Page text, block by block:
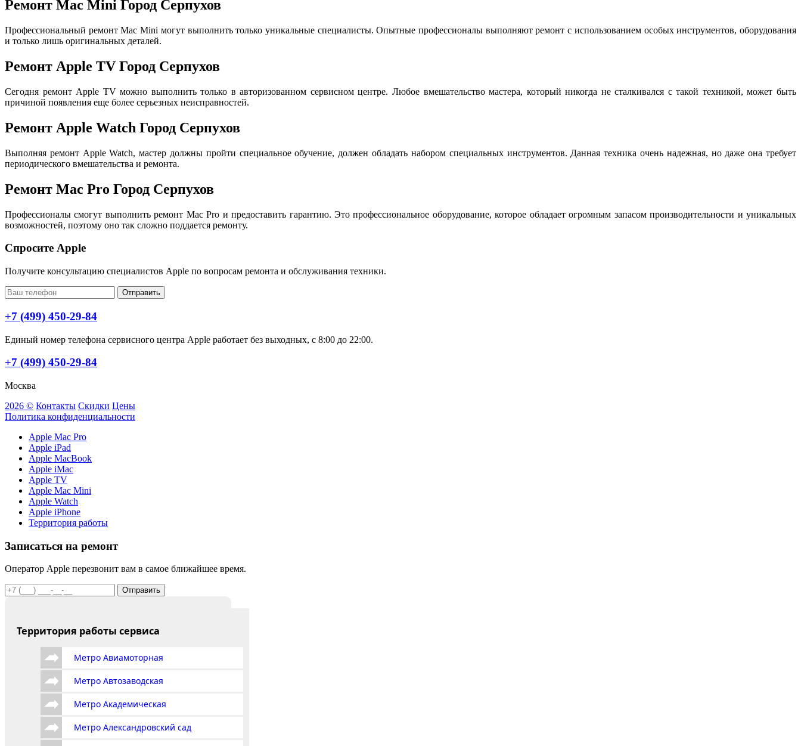
Ремонт Mac Mini Город Серпухов
Профессиональный ремонт Mac Mini могут выполнить только уникальные специалисты. Опытные профессионалы выполняют ремонт с использованием особых инструментов, оборудования
и только лишь оригинальных деталей.
Ремонт Apple TV Город Серпухов
Сегодня ремонт Apple TV можно выполнить только в авторизованном сервисном центре. Любое вмешательство мастера, который никогда не сталкивался с такой техникой, может быть
причиной появления еще более серьезных неисправностей.
Ремонт Apple Watch Город Серпухов
Выполняя ремонт Apple Watch, мастер должны пройти специальное обучение, должен обладать набором специальных инструментов. Данная техника очень надежная, но даже она требует
периодического вмешательства и ремонта.
Ремонт Mac Pro Город Серпухов
Профессионалы смогут выполнить ремонт Mac Pro и предоставить гарантию. Это профессиональное оборудование, которое обладает огромным запасом производительности и уникальных
возможностей, поэтому оно так сложно поддается ремонту.
Спросите Apple
Получите консультацию специалистов Apple по вопросам ремонта и обслуживания техники.
Отправить
+7 (499) 450-29-84
Единый номер телефона сервисного центра Apple работает без выходных, с 8:00 до 22:00.
+7 (499) 450-29-84
Москва
2026 © Контакты Скидки Цены
Политика конфиденциальности
Apple Mac Pro
Apple iPad
Apple MacBook
Apple iMac
Apple TV
Apple Mac Mini
Apple Watch
Apple iPhone
Территория работы
Записаться на ремонт
Оператор Apple перезвонит вам в самое ближайшее время.
Отправить
Территория работы сервиса
Метро Авиамоторная
Метро Автозаводская
Метро Академическая
Метро Александровский сад